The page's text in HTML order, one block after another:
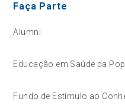
Faça Parte
Alumni
Educação em Saúde da
Fundo de Estímulo ao